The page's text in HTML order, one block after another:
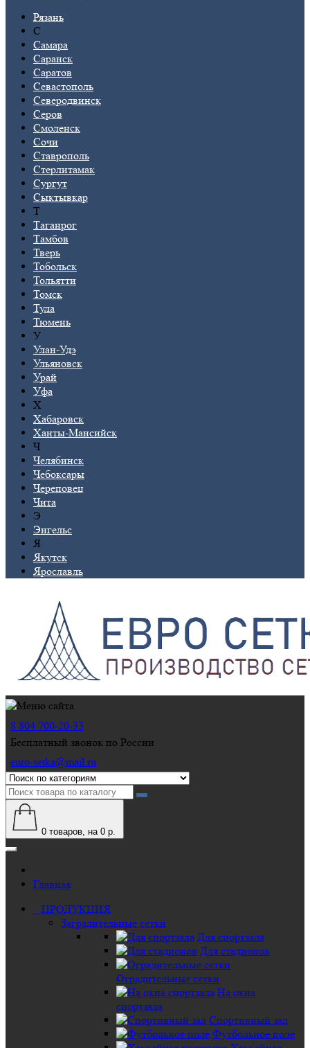
Рязань
С
Самара
Саранск
Саратов
Севастополь
Северодвинск
Серов
Смоленск
Сочи
Ставрополь
Стерлитамак
Сургут
Сыктывкар
Т
Таганрог
Тамбов
Тверь
Тобольск
Тольятти
Томск
Тула
Тюмень
У
Улан-Удэ
Ульяновск
Урай
Уфа
Х
Хабаровск
Ханты-Мансийск
Ч
Челябинск
Чебоксары
Череповец
Чита
Э
Энгельс
Я
Якутск
Ярославль
8 804 700-20-33
Бесплатный звонок по России
euro-setka@mail.ru
0 товаров, на 0 р.
Главная
ПРОДУКЦИЯ
Заградительные сетки
Для спортзала
Для стадионов
Оградительные сетки
На окна
спортзала
Спортивный зал
Футбольное поле